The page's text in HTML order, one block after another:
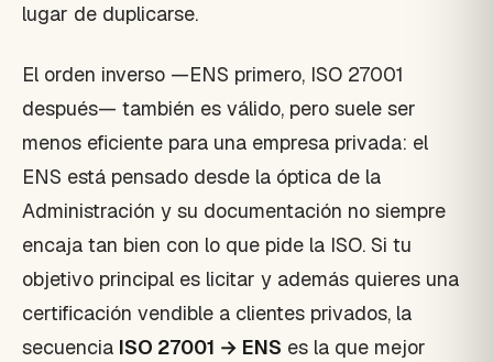
lugar de duplicarse.
El orden inverso —ENS primero, ISO 27001
después— también es válido, pero suele ser
menos eficiente para una empresa privada: el
ENS está pensado desde la óptica de la
Administración y su documentación no siempre
encaja tan bien con lo que pide la ISO. Si tu
objetivo principal es licitar y además quieres una
certificación vendible a clientes privados, la
secuencia ISO 27001 → ENS es la que mejor